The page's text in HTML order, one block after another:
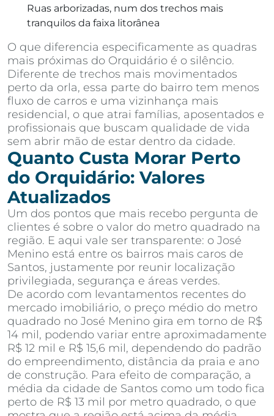
Ruas arborizadas, num dos trechos mais
tranquilos da faixa litorânea
O que diferencia especificamente as quadras
mais próximas do Orquidário é o silêncio.
Diferente de trechos mais movimentados
perto da orla, essa parte do bairro tem menos
fluxo de carros e uma vizinhança mais
residencial, o que atrai famílias, aposentados e
profissionais que buscam qualidade de vida
sem abrir mão de estar dentro da cidade.
Quanto Custa Morar Perto
do Orquidário: Valores
Atualizados
Um dos pontos que mais recebo pergunta de
clientes é sobre o valor do metro quadrado na
região. E aqui vale ser transparente: o José
Menino está entre os bairros mais caros de
Santos, justamente por reunir localização
privilegiada, segurança e áreas verdes.
De acordo com levantamentos recentes do
mercado imobiliário, o preço médio do metro
quadrado no José Menino gira em torno de R$
14 mil, podendo variar entre aproximadamente
R$ 12 mil e R$ 15,6 mil, dependendo do padrão
do empreendimento, distância da praia e ano
de construção. Para efeito de comparação, a
média da cidade de Santos como um todo fica
perto de R$ 13 mil por metro quadrado, o que